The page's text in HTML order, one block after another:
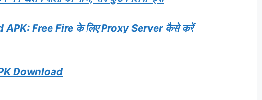
Free Fire के लिए Proxy Server कैसे करें
Download